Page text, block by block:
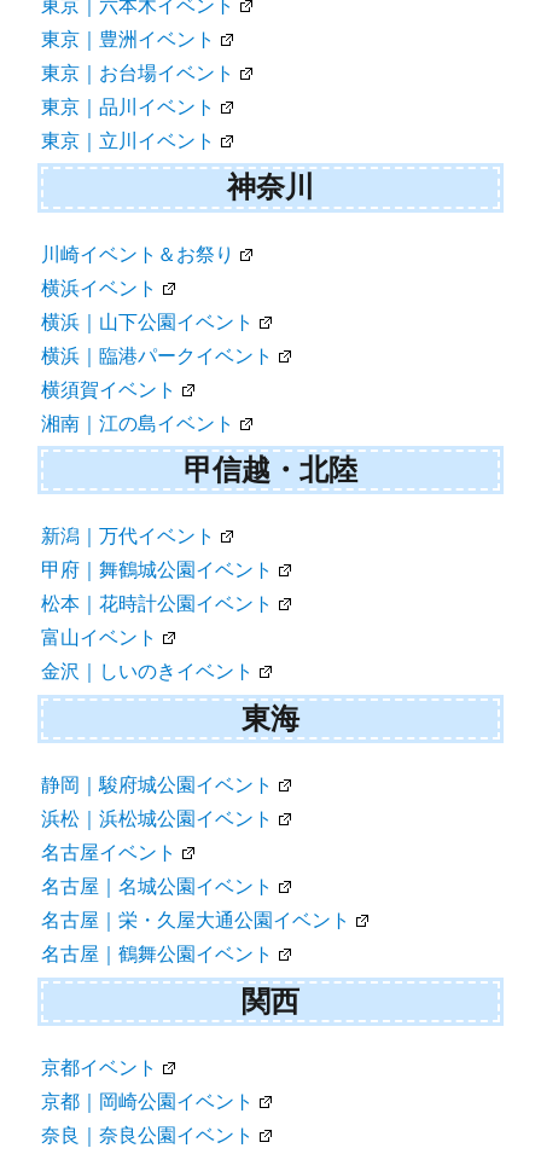
東京｜六本木イベント
東京｜豊洲イベント
東京｜お台場イベント
東京｜品川イベント
東京｜立川イベント
神奈川
川崎イベント＆お祭り
横浜イベント
横浜｜山下公園イベント
横浜｜臨港パークイベント
横須賀イベント
湘南｜江の島イベント
甲信越・北陸
新潟｜万代イベント
甲府｜舞鶴城公園イベント
松本｜花時計公園イベント
富山イベント
金沢｜しいのきイベント
東海
静岡｜駿府城公園イベント
浜松｜浜松城公園イベント
名古屋イベント
名古屋｜名城公園イベント
名古屋｜栄・久屋大通公園イベント
名古屋｜鶴舞公園イベント
関西
京都イベント
京都｜岡崎公園イベント
奈良｜奈良公園イベント